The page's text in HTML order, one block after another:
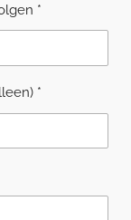
*
*